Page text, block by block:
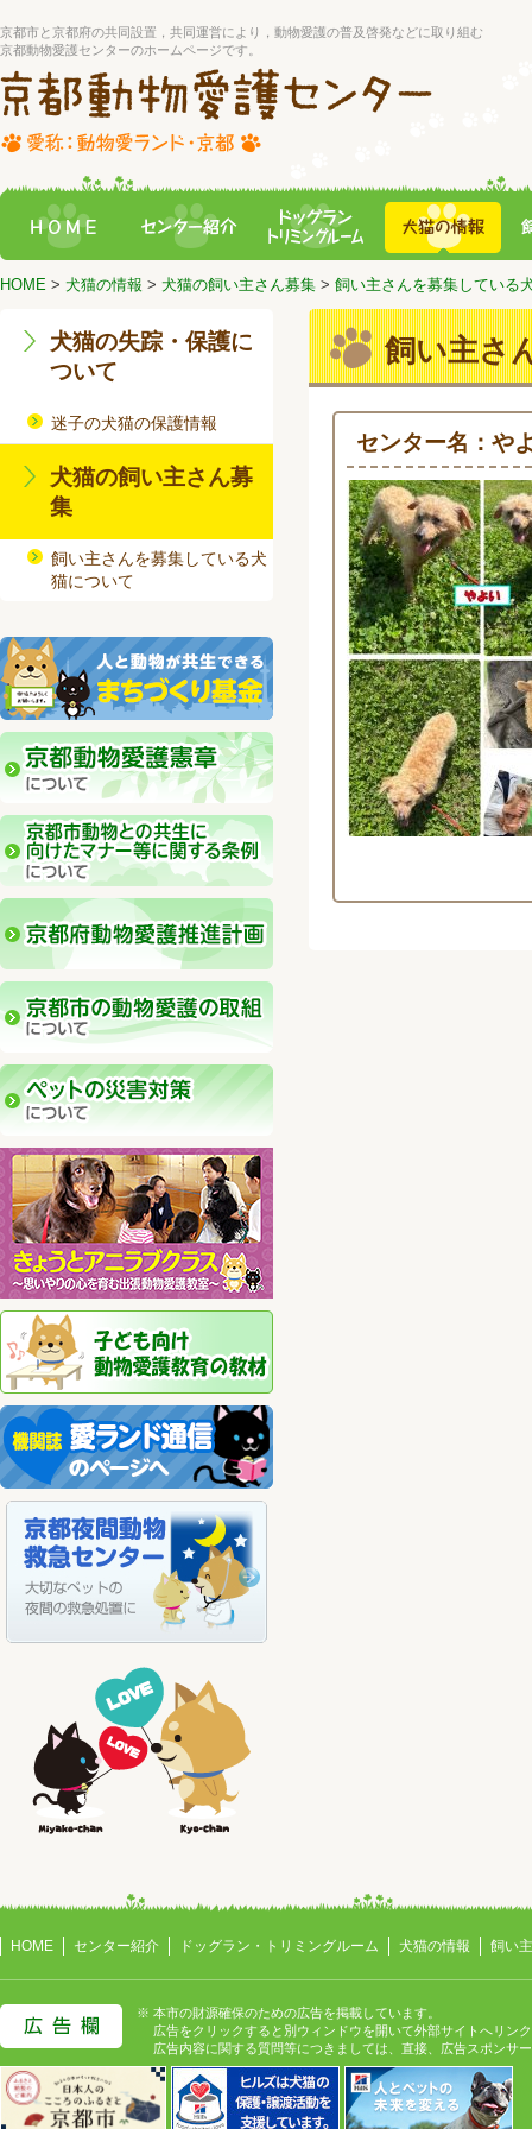
京都市と京都府の共同設置，共同運営により，動物愛護の普及啓発などに取り組む
京都動物愛護センターのホームページです。
HOME > 犬猫の情報 > 犬猫の飼い主さん募集 > 飼い主さんを募集している
犬猫の失踪・保護に
ついて
迷子の犬猫の保護情報
犬猫の飼い主さん募
集
飼い主さんを募集している犬
猫について
飼い主さ
センター名：や
HOME センター紹介 ドッグラン・トリミングルーム 犬猫の情報 飼い
※ 本市の財源確保のための広告を掲載しています。
広告をクリックすると別ウィンドウを開いて外部サイトへリン
広告内容に関する質問等につきましては、直接、広告スポンサ